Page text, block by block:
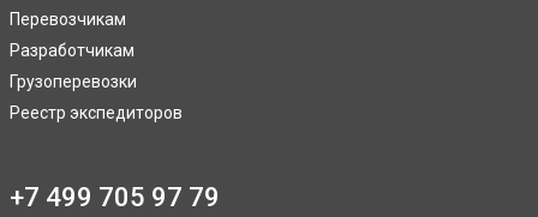
Перевозчикам
Разработчикам
Грузоперевозки
Реестр экспедиторов
+7 499 705 97 79